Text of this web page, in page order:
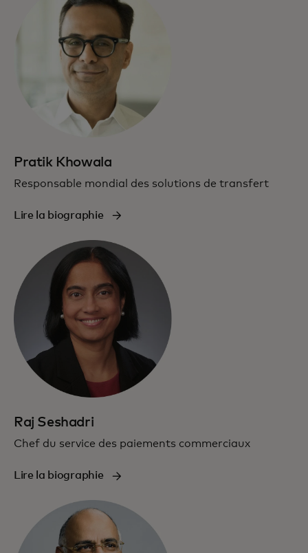
Pratik Khowala
Responsable mondial des solutions de transfert
Lire la biographie
Raj Seshadri
Chef du service des paiements commerciaux
Lire la biographie